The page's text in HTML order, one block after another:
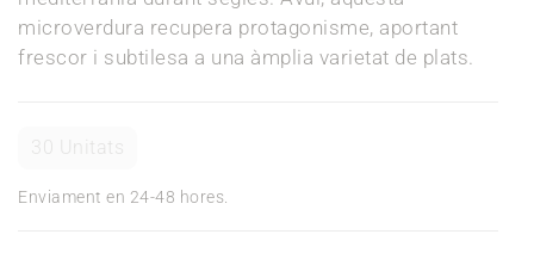
microverdura recupera protagonisme, aportant
frescor i subtilesa a una àmplia varietat de plats.
30 Unitats
Enviament en 24-48 hores.